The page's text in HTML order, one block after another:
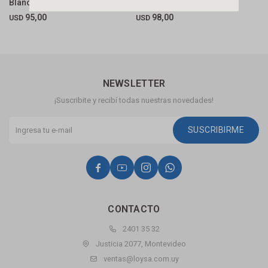
Blanco Anti Bacteriano
USD 95,00 USD 98,00
CONTACTO
2401 35 32
Justicia 2077, Montevideo
ventas@loysa.com.uy
NEWSLETTER
¡Suscribite y recibí todas nuestras novedades!
SUSCRIBIRME
   